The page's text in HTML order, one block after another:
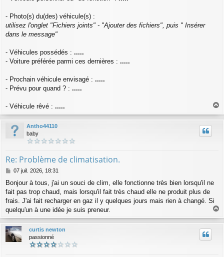
- Photo(s) du(des) véhicule(s) :
utilisez l'onglet "Fichiers joints" - "Ajouter des fichiers", puis " Insérer
dans le message"
- Véhicules possédés : .....
- Voiture préférée parmi ces dernières : .....
- Prochain véhicule envisagé : .....
- Prévu pour quand ? : .....
- Véhicule rêvé : .....
u
Antho44110
baby
Re: Problème de climatisation.
M
s
s
a
g
07 juil. 2026, 18:31
Bonjour à tous, j'ai un souci de clim, elle fonctionne très bien lorsqu'il ne
fait pas trop chaud, mais lorsqu'il fait très chaud elle ne produit plus de
frais. J'ai fait recharger en gaz il y quelques jours mais rien à changé. Si
quelqu'un à une idée je suis preneur.
a
u
curtis newton
passionné